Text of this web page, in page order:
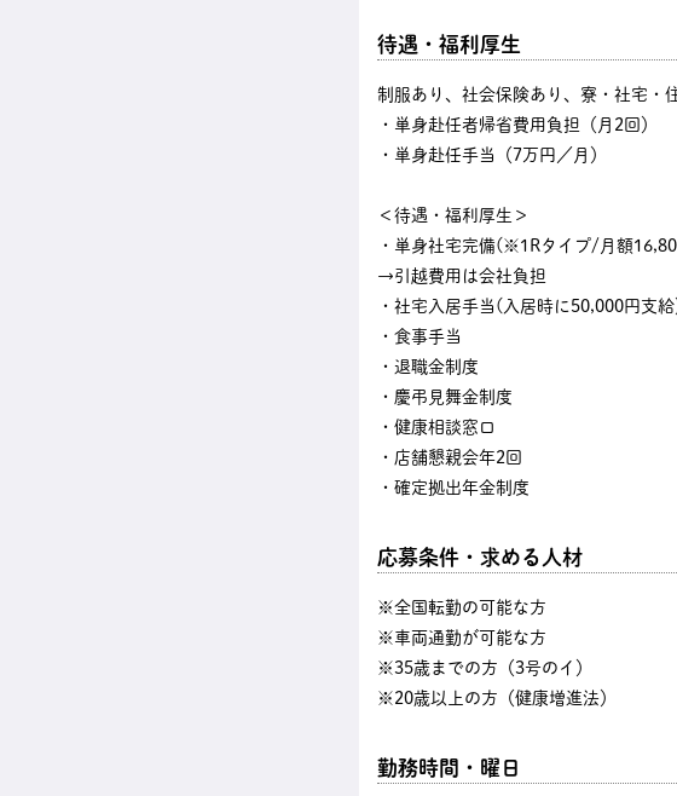
待遇・福利厚生
制服あり、社会保険あり、寮・社宅・
・単身赴任者帰省費用負担（月2回）
・単身赴任手当（7万円／月）
＜待遇・福利厚生＞
・単身社宅完備(※1Rタイプ/月額
→引越費用は会社負担
・社宅入居手当(入居時に50,000円支給
・食事手当
・退職金制度
・慶弔見舞金制度
・健康相談窓口
・店舗懇親会年2回
・確定拠出年金制度
応募条件・求める人材
※全国転勤の可能な方
※車両通勤が可能な方
※35歳までの方（3号のイ）
※20歳以上の方（健康増進法）
勤務時間・曜日